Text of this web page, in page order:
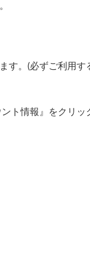
。(必ずご利用す
情報』をクリッ